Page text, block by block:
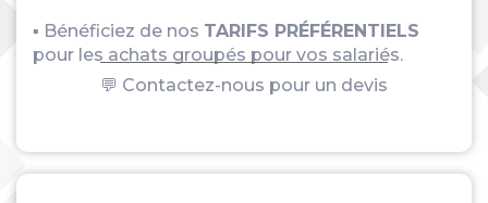
▪ Bénéficiez de nos TARIFS PRÉFÉRENTIELS
pour les achats groupés pour vos salariés.
💬 Contactez-nous pour un devis